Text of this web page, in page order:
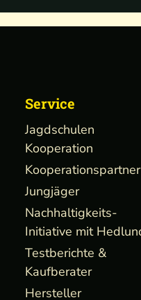
Service
Jagdschulen
Kooperation
Kooperationspartner
Jungjäger
Nachhaltigkeits-
Initiative mit
Testberichte &
Kaufberater
Hersteller